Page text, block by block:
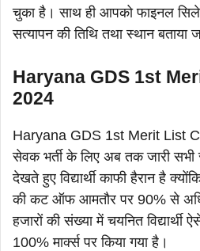
चुका है। साथ ही आपको फाइनल
सत्यापन की तिथि तथा स्थान बताया
Haryana GDS 1st
2024
Haryana GDS 1st Merit List
सेवक भर्ती के लिए अब तक जारी सभी
देखते हुए विद्यार्थी काफी हैरान है
की कट ऑफ आमतौर पर 90% से
हजारों की संख्या में चयनित
100% मार्क्स पर किया गया है।